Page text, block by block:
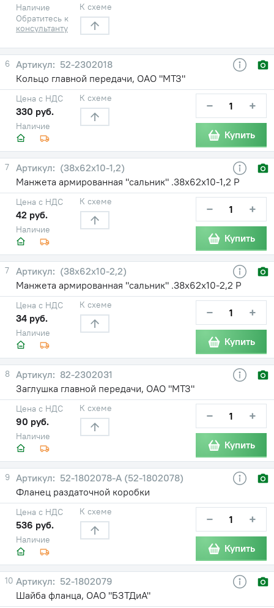
Наличие
Обратитесь к
консультанту
К схеме
6
52-2302018
Кольцо главной передачи, ОАО "МТЗ"
Наличие
Цена с НДС
330 руб.
К схеме − +
Купить
7
(38х62х10-1,2)
Манжета армированная "сальник" .38х62х10-1,2 Р
Наличие
Цена с НДС
42 руб.
К схеме − +
Купить
7
(38х62х10-2,2)
Манжета армированная "сальник" .38х62х10-2,2 Р
Наличие
Цена с НДС
34 руб.
К схеме − +
Купить
8
82-2302031
Заглушка главной передачи, ОАО "МТЗ"
Наличие
Цена с НДС
90 руб.
К схеме − +
Купить
9
52-1802078-А (52-1802078)
Фланец раздаточной коробки
Наличие
Цена с НДС
536 руб.
К схеме − +
Купить
10
52-1802079
Шайба фланца, ОАО "БЗТДиА"